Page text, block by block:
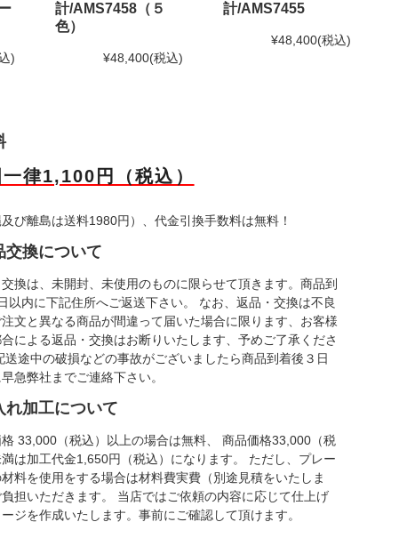
)
計/AMS7458（５
色）
¥48,400(税込)
計/AMS7455
¥48,400(税込)
律1,100円（税込）
及び離島は送料1980円）、代金引換手数料は無料！
交換について
換は、未開封、未使用のものに限らせて頂きます。商品到
以内に下記住所へご返送下さい。 なお、返品・交換は不良
文と異なる商品が間違って届いた場合に限ります、お客様
による返品・交換はお断りいたします、予めご了承くださ
送途中の破損などの事故がございましたら商品到着後３日
急弊社までご連絡下さい。
れ加工について
33,000（税込）以上の場合は無料、 商品価格33,000（税
は加工代金1,650円（税込）になります。 ただし、プレー
材料を使用をする場合は材料費実費（別途見積をいたしま
担いただきます。 当店ではご依頼の内容に応じて仕上げ
ジを作成いたします。事前にご確認して頂けます。